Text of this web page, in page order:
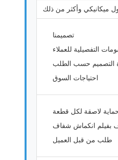
وأكثر من ذلك
تصميمنا
التفصيلية للعملاء
التصميم حسب الطلب
احتياجات السوق
لاصقة لكل قطعة
بفيلم انكماش شفاف
طلب من قبل العميل